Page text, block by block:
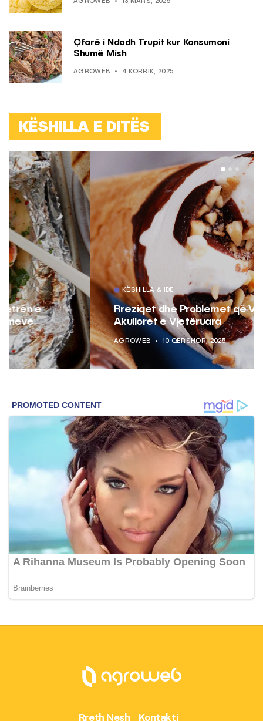
AGROWEB 13 MARS, 2025
Çfarë i Ndodh Trupit kur Konsumoni
Shumë Mish
AGROWEB 4 KORRIK, 2025
KËSHILLA E DITËS
KËSHILLA & IDE
Rreziqet dhe Problemet që Vijnë Nga
Akulloret e Vjetëruara
AGROWEB 10 QERSHOR, 2025
Rreth Nesh Kontakti